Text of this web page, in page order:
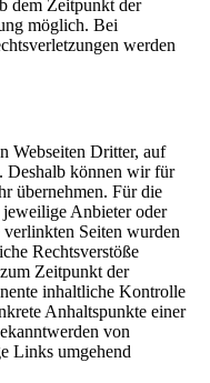
dem Zeitpunkt der
möglich. Bei
werden
Webseiten Dritter, auf
Deshalb können wir für
übernehmen. Für die
jeweilige Anbieter oder
Seiten wurden
Rechtsverstöße
Zeitpunkt der
inhaltliche Kontrolle
Anhaltspunkte einer
von
Links umgehend